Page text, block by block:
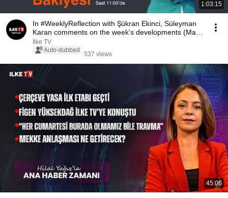
1:03:15
In #WeeklyReflection with Şükran Ekinci, Süleyman
Karan comments on the week's developments (May
...
İlke TV
Auto-dubbed
537 views
45:06